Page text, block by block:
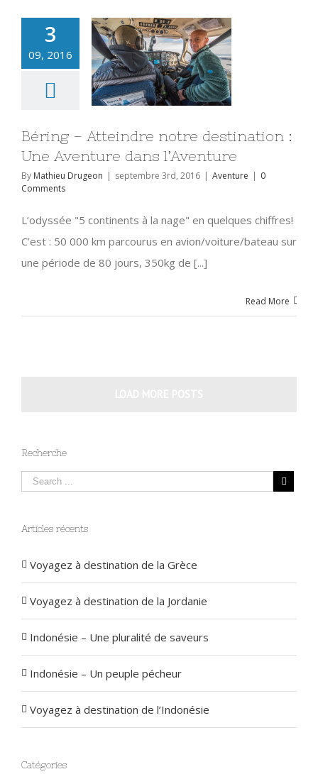
3
09, 2016
Béring – Atteindre notre destination :
Une Aventure dans l’Aventure
By Mathieu Drugeon | septembre 3rd, 2016 | Aventure | 0
Comments
L’odyssée "5 continents à la nage" en quelques chiffres!
C’est : 50 000 km parcourus en avion/voiture/bateau sur
une période de 80 jours, 350kg de [...]
Read More
Recherche
Articles récents
Voyagez à destination de la Grèce
Voyagez à destination de la Jordanie
Indonésie – Une pluralité de saveurs
Indonésie – Un peuple pécheur
Voyagez à destination de l’Indonésie
Catégories